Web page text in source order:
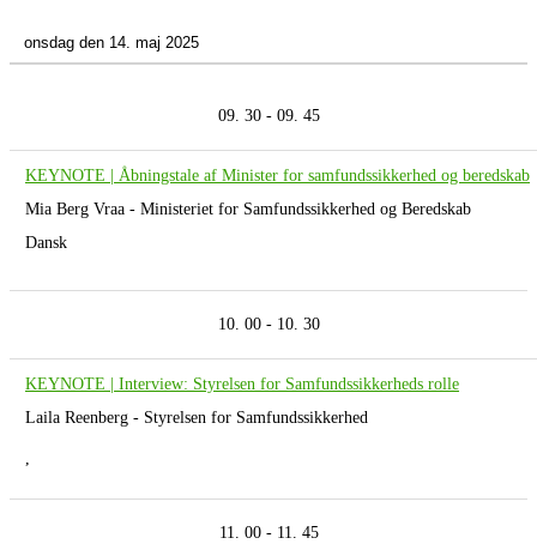
onsdag den 14. maj 2025
09. 30 - 09. 45
KEYNOTE | Åbningstale af Minister for samfundssikkerhed og beredskab
Mia Berg Vraa - Ministeriet for Samfundssikkerhed og Beredskab
Dansk
10. 00 - 10. 30
KEYNOTE | Interview: Styrelsen for Samfundssikkerheds rolle
Laila Reenberg - Styrelsen for Samfundssikkerhed
,
11. 00 - 11. 45